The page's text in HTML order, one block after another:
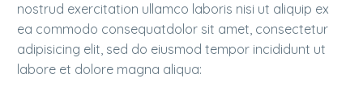
nostrud exercitation ullamco laboris nisi ut aliquip ex
ea commodo consequatdolor sit amet, consectetur
adipisicing elit, sed do eiusmod tempor incididunt ut
labore et dolore magna aliqua: